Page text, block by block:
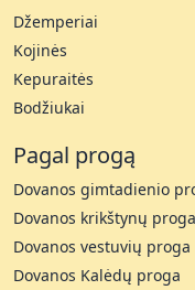
Džemperiai
Kojinės
Kepuraitės
Bodžiukai
Pagal progą
Dovanos gimtadienio
Dovanos krikštynų proga
Dovanos vestuvių proga
Dovanos Kalėdų proga